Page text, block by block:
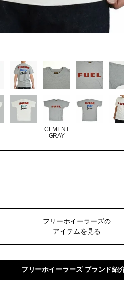
CEMENT
GRAY
フリーホイーラーズの
アイテムを見る
フリーホイーラーズ ブランド紹